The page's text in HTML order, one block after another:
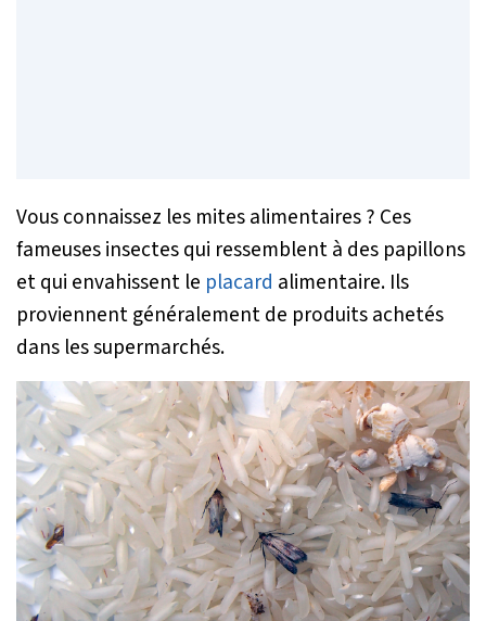
Vous connaissez les mites alimentaires ? Ces
fameuses insectes qui ressemblent à des papillons
et qui envahissent le placard alimentaire. Ils
proviennent généralement de produits achetés
dans les supermarchés.